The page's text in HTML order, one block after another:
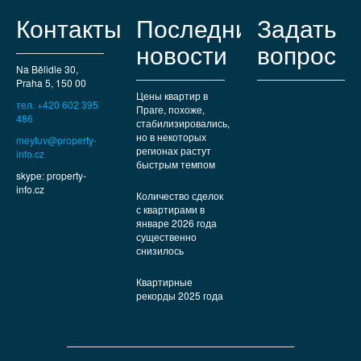
Контакты
Na Bělidle 30,
Praha 5, 150 00
тел. +420 602 395
486
meytuv@property-
info.cz
skype: property-
info.cz
Последние
новости
Цены квартир в
Праге, похоже,
стабилизировались,
но в некоторых
регионах растут
быстрым темпом
Количество сделок
с квартирами в
январе 2026 года
существенно
снизилось
Квартирные
рекорды 2025 года
Задать
вопрос